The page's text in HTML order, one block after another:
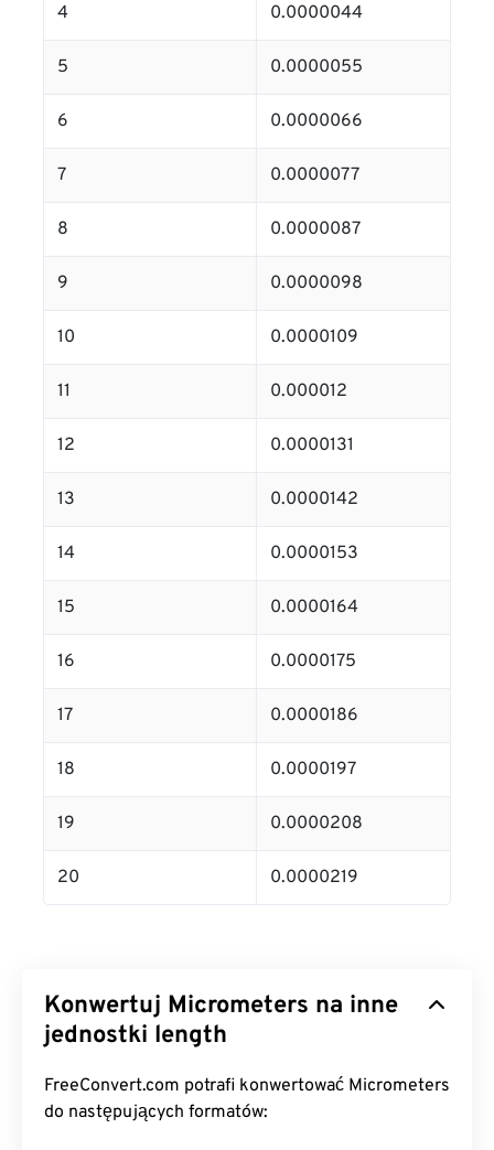
4 0.0000044
5 0.0000055
6 0.0000066
7 0.0000077
8 0.0000087
9 0.0000098
10 0.0000109
11 0.000012
12 0.0000131
13 0.0000142
14 0.0000153
15 0.0000164
16 0.0000175
17 0.0000186
18 0.0000197
19 0.0000208
20 0.0000219
Konwertuj Micrometers na inne
jednostki length
FreeConvert.com potrafi konwertować Micrometers
do następujących formatów: